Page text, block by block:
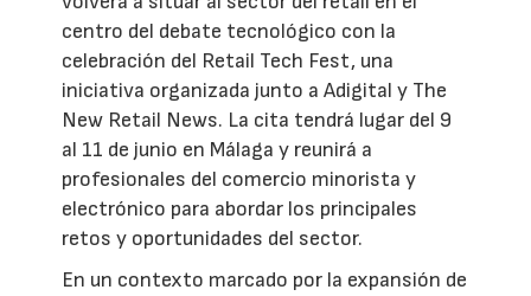
centro del debate tecnológico con la
celebración del Retail Tech Fest, una
iniciativa organizada junto a Adigital y The
New Retail News. La cita tendrá lugar del 9
al 11 de junio en Málaga y reunirá a
profesionales del comercio minorista y
electrónico para abordar los principales
retos y oportunidades del sector.
En un contexto marcado por la expansión de